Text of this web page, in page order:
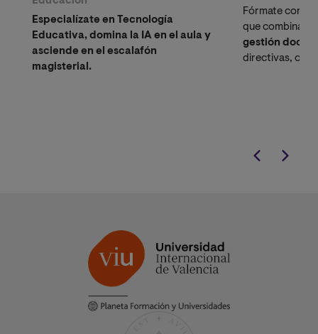
Especialízate en Tecnología
Educativa, domina la IA en el aula y
asciende en el escalafón
magisterial.
Fórmate con
que combina
gestión
directivas, con